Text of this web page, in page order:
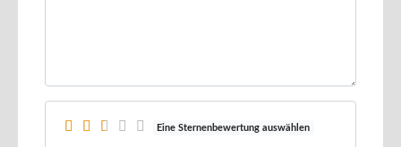
Eine Sternenbewertung auswählen